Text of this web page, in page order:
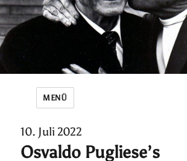
MENÜ
10. Juli 2022
Osvaldo Pugliese’s